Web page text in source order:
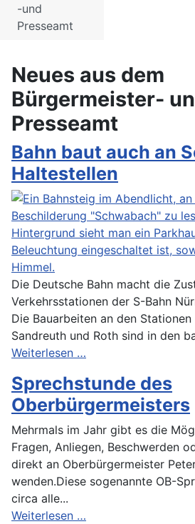
-und
Presseamt
Neues aus dem
Bürgermeister-
Presseamt
Bahn baut auch an
Haltestellen
Die Deutsche Bahn macht die
Verkehrsstationen der S-Bahn
Die Bauarbeiten an den
Sandreuth und Roth sind in den
Weiterlesen …
Sprechstunde des
Oberbürgermeisters
Mehrmals im Jahr gibt es die
Fragen, Anliegen, Beschwerden
direkt an Oberbürgermeister
wenden.Diese sogenannte OB-
circa alle...
Weiterlesen …